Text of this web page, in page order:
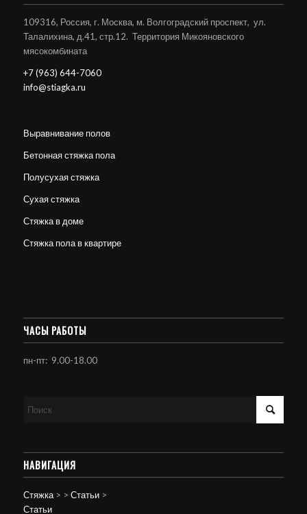
109316, Россия, г. Москва, м. Волгоградский проспект, ул.
Талалихина, д.41, стр.12. Территория Микояновского
мясокомбината
+7 (963) 644-7060
info@stiagka.ru
Выравнивание полов
Бетонная стяжка пола
Полусухая стяжка
Сухая стяжка
Стяжка в доме
Стяжка пола в квартире
ЧАСЫ РАБОТЫ
пн-пт: 9.00-18.00
НАВИГАЦИЯ
Стяжка>
Статьи
> Статьи>